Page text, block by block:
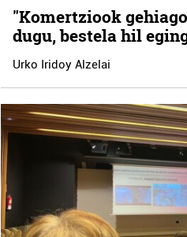
"Komertziook
dugu, bestela hil
Urko Iridoy Alzelai